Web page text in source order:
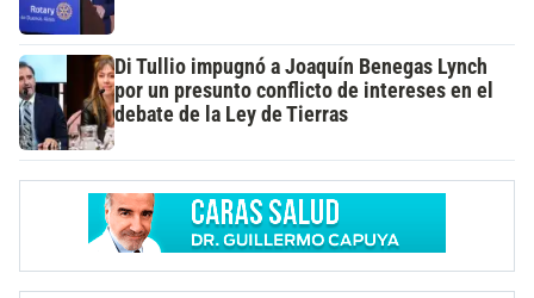
Di Tullio impugnó a Joaquín Benegas Lynch
por un presunto conflicto de intereses en el
debate de la Ley de Tierras